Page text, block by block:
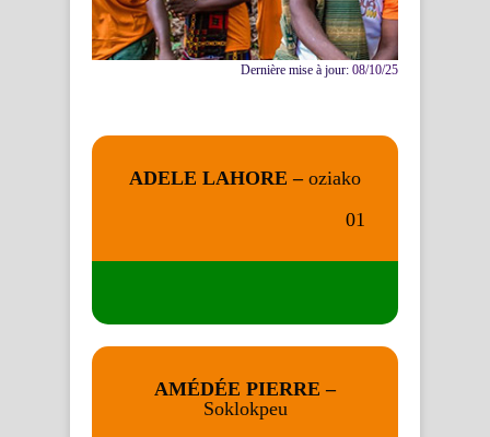
Dernière mise à jour: 08/10/25
ADELE LAHORE – oziako
01
AMÉDÉE PIERRE –
Soklokpeu